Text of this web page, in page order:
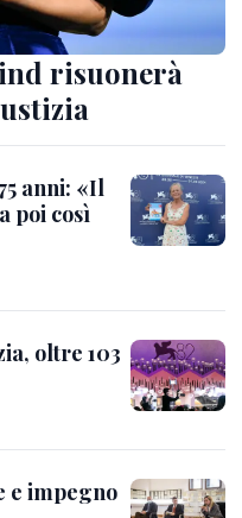
risuonerà
anni: «Il
poi così
oltre 103
impegno